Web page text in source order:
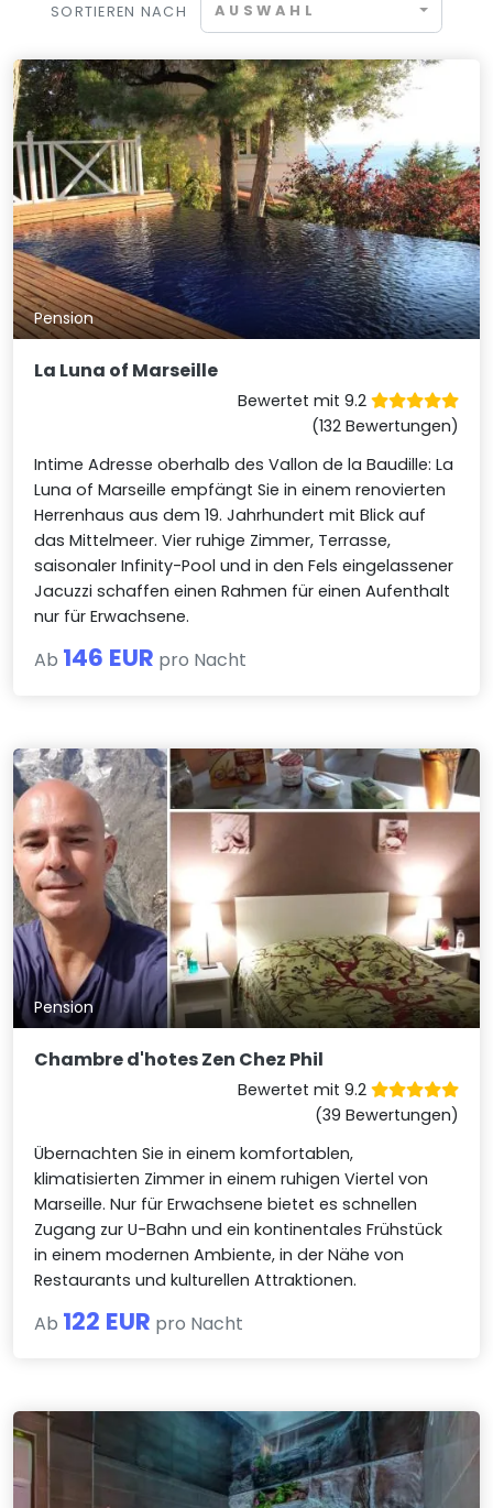
SORTIEREN NACH AUSWAHL
Pension
La Luna of Marseille
Bewertet mit 9.2
(132 Bewertungen)
Intime Adresse oberhalb des Vallon de la Baudille: La
Luna of Marseille empfängt Sie in einem renovierten
Herrenhaus aus dem 19. Jahrhundert mit Blick auf
das Mittelmeer. Vier ruhige Zimmer, Terrasse,
saisonaler Infinity-Pool und in den Fels eingelassener
Jacuzzi schaffen einen Rahmen für einen Aufenthalt
nur für Erwachsene.
Ab 146 EUR pro Nacht
Pension
Chambre d'hotes Zen Chez Phil
Bewertet mit 9.2
(39 Bewertungen)
Übernachten Sie in einem komfortablen,
klimatisierten Zimmer in einem ruhigen Viertel von
Marseille. Nur für Erwachsene bietet es schnellen
Zugang zur U-Bahn und ein kontinentales Frühstück
in einem modernen Ambiente, in der Nähe von
Restaurants und kulturellen Attraktionen.
Ab 122 EUR pro Nacht